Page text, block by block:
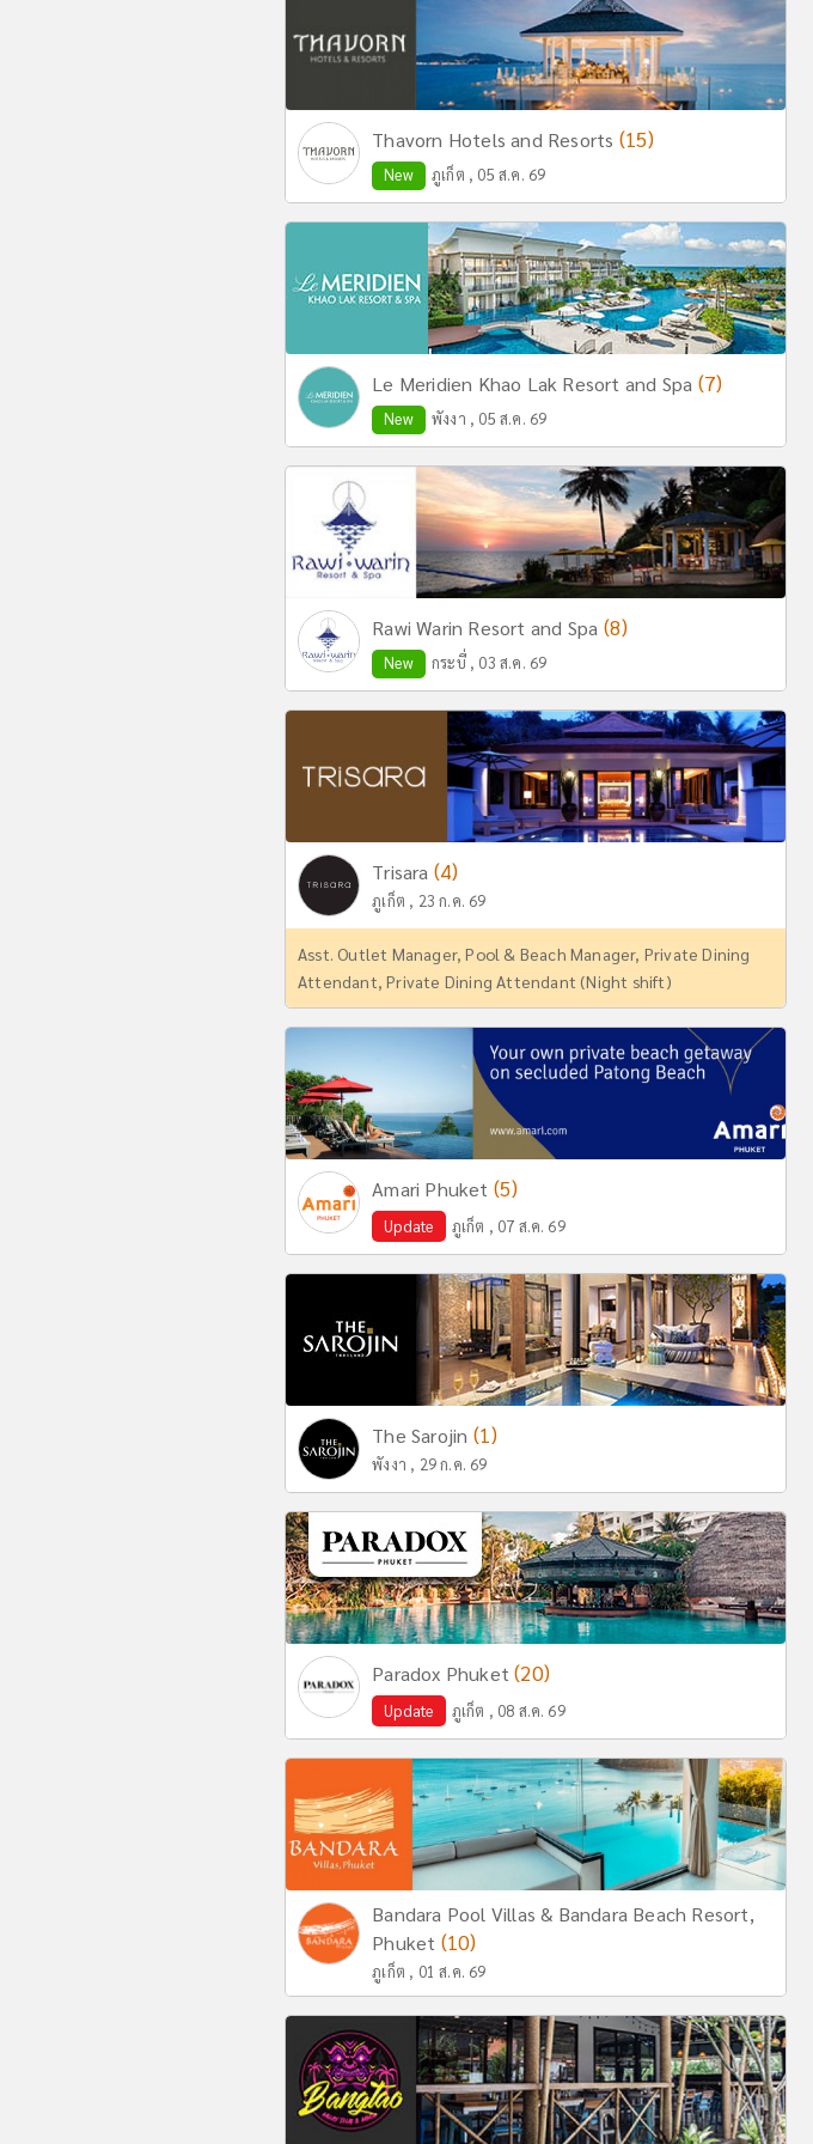
Thavorn Hotels and Resorts (15)
New ภูเก็ต , 05 ส.ค. 69
Le Meridien Khao Lak Resort and Spa (7)
New พังงา , 05 ส.ค. 69
Rawi Warin Resort and Spa (8)
New กระบี่ , 03 ส.ค. 69
Trisara (4)
ภูเก็ต , 23 ก.ค. 69
Asst. Outlet Manager, Pool & Beach Manager, Private Dining
Attendant, Private Dining Attendant (Night shift)
Amari Phuket (5)
Update ภูเก็ต , 07 ส.ค. 69
The Sarojin (1)
พังงา , 29 ก.ค. 69
Paradox Phuket(20)
Update ภูเก็ต , 08 ส.ค. 69
Bandara Pool Villas & Bandara Beach Resort,
Phuket (10)
ภูเก็ต , 01 ส.ค. 69